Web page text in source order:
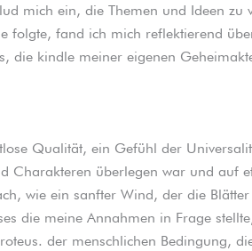
mich ein, die Themen und Ideen zu
folgte, fand ich mich reflektierend
die kindle meiner eigenen
Qualität, ein Gefühl der
Charakteren überlegen war und auf
wie ein sanfter Wind, der die Blätter
die meine Annahmen in Frage
der menschlichen Bedingung,